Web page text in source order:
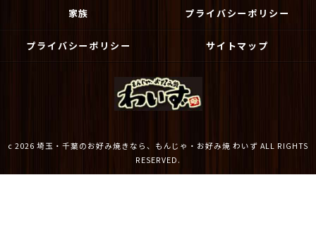
家族 プライバシーポリシー
プライバシーポリシー サイトマップ
c 2026 埼玉・千葉のお好み焼きなら、もんじゃ・お好み焼 わいず ALL RIGHTS
RESERVED.